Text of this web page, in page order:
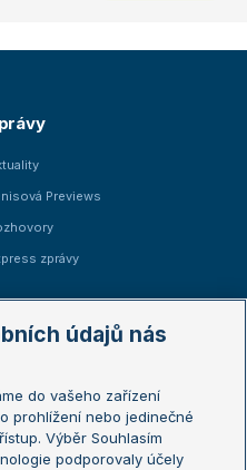
Previews
zprávy
Open
Open
údajů nás
do vašeho zařízení
prohlížení nebo jedinečné
Výběr Souhlasím
podporovaly účely